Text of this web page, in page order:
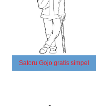
Satoru Gojo gratis simpel